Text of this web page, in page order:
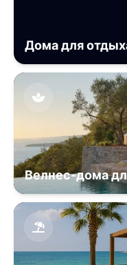
Дома для
Велнес-дома